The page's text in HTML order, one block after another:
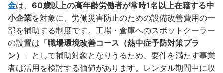
金は、 60歳以上の高年齢労働者が常時1名以上在籍する中
小企業を対象に、労働災害防止のための設備改善費用の一
部を補助する制度です。工場・倉庫へのスポットクーラー
の設置は「職場環境改善コース（熱中症予防対策プラ
ン）
」として補助対象となりうるため、要件を満たす事業
者は活用を検討する価値があります。レンタル期間中に収